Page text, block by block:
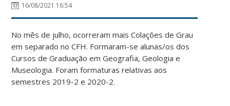
16/08/2021 16:54
No mês de julho, ocorreram mais Colações de Grau
em separado no CFH. Formaram-se alunas/os dos
Cursos de Graduação em Geografia, Geologia e
Museologia. Foram formaturas relativas aos
semestres 2019-2 e 2020-2.